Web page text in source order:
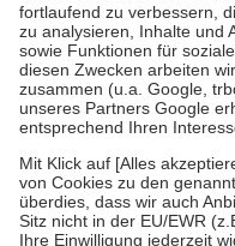
Diese Regeln gelten
Bei Heilmitteln und
Zuzahlung zehn Prozent der
Verordnung.
Um das Engagement der
stärken und die besondere
fallenkeine Zuzahlungenan
• Kindern und Jugendlichen
mit Ausnahme der
• Untersuchungen zur